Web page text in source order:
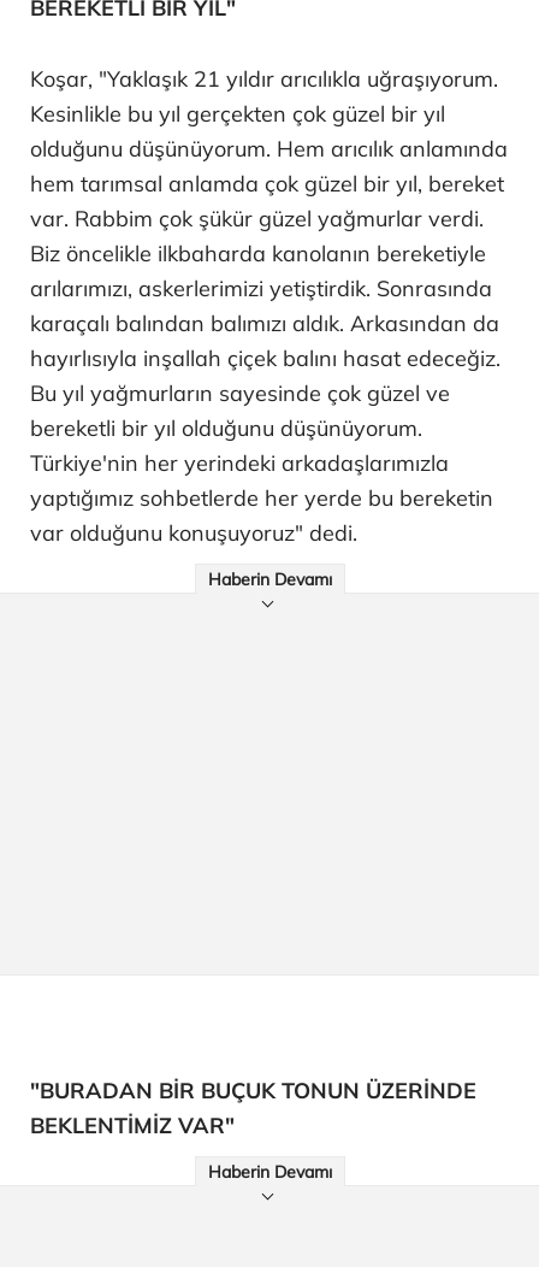
BEREKETLİ BİR YIL"
Koşar, "Yaklaşık 21 yıldır arıcılıkla uğraşıyorum.
Kesinlikle bu yıl gerçekten çok güzel bir yıl
olduğunu düşünüyorum. Hem arıcılık anlamında
hem tarımsal anlamda çok güzel bir yıl, bereket
var. Rabbim çok şükür güzel yağmurlar verdi.
Biz öncelikle ilkbaharda kanolanın bereketiyle
arılarımızı, askerlerimizi yetiştirdik. Sonrasında
karaçalı balından balımızı aldık. Arkasından da
hayırlısıyla inşallah çiçek balını hasat edeceğiz.
Bu yıl yağmurların sayesinde çok güzel ve
bereketli bir yıl olduğunu düşünüyorum.
Türkiye'nin her yerindeki arkadaşlarımızla
yaptığımız sohbetlerde her yerde bu bereketin
var olduğunu konuşuyoruz" dedi.
Haberin Devamı
"BURADAN BİR BUÇUK TONUN ÜZERİNDE
BEKLENTİMİZ VAR"
Haberin Devamı